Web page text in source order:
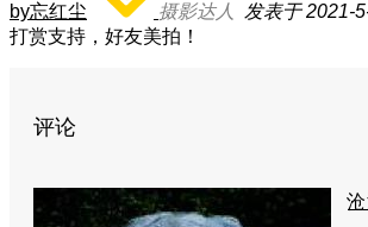
by忘红尘 摄影达人 发表于 2021-
打赏支持，好友美拍！
评论